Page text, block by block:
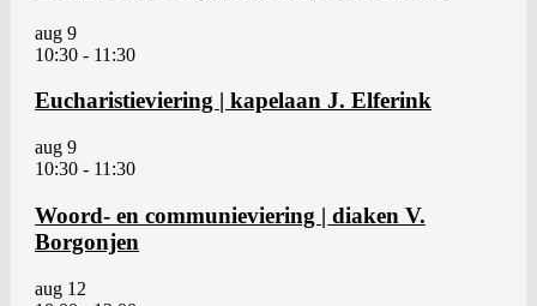
aug 9
10:30 - 11:30
Eucharistieviering | kapelaan J. Elferink
aug 9
10:30 - 11:30
Woord- en communieviering | diaken V.
Borgonjen
aug 12